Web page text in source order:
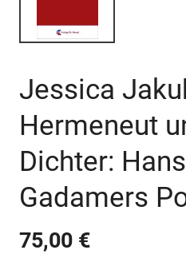
Jessica
Hermeneut
Dichter:
Gadamers
75,00 €